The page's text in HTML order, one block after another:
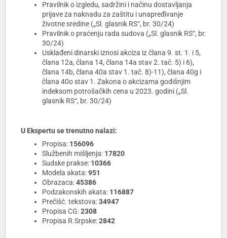
Pravilnik o izgledu, sadržini i načinu dostavljanja
prijave za naknadu za zaštitu i unapređivanje
životne sredine („Sl. glasnik RS“, br. 30/24)
Pravilnik o praćenju rada sudova („Sl. glasnik RS“, br.
30/24)
Usklađeni dinarski iznosi akciza iz člana 9. st. 1. i 5,
člana 12a, člana 14, člana 14a stav 2. tač. 5) i 6),
člana 14b, člana 40a stav 1. tač. 8)-11), člana 40g i
člana 40o stav 1. Zakona o akcizama godišnjim
indeksom potrošačkih cena u 2023. godini („Sl.
glasnik RS“, br. 30/24)
U Ekspertu se trenutno nalazi:
Propisa: 156096
Službenih mišljenja: 17820
Sudske prakse: 10366
Modela akata:951
Obrazaca:45386
Podzakonskih akata: 116887
Prečišć. tekstova:34947
Propisa CG:2308
Propisa R.Srpske:2842